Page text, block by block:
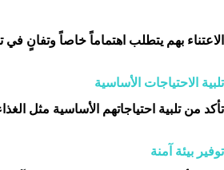
الاعتناء بهم يتطلب اهتماماً خاصاً وتفانٍ في
تلبية الاحتياجات الأساسية
تأكد من تلبية احتياجاتهم الأساسية مثل
توفير بيئة آمنة